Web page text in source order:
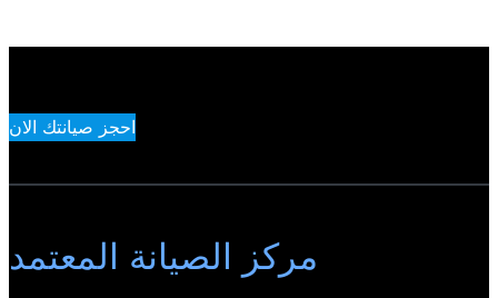
احجز صيانتك الان
مركز الصيانة المعتمد